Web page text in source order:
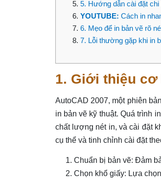
5. Hướng dẫn cài đặt chi
YOUTUBE: Cách in
6. Mẹo để in bản vẽ rõ
7. Lỗi thường gặp khi in
1. Giới thiệu cơ
AutoCAD 2007, một phiên
in bản vẽ kỹ thuật. Quá trình
chất lượng nét in, và cài đặt
cụ thể và tinh chỉnh cài đặt
Chuẩn bị bản vẽ: Đảm
Chọn khổ giấy: Lựa